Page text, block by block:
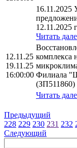
16.11.2025
12.11.2025
Читать
12.11.25
19.11.25
16:00:00
комплекса
Филиала
(ЗП511860)
Читать
Предыдущий
228 229 230 231 232
Следующий